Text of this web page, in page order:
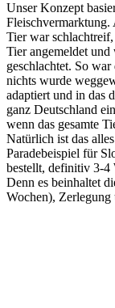
Unser Konzept
Fleischvermarktung.
Tier war
Tier angemeldet
geschlachtet. So
nichts wurde
adaptiert und in das
ganz Deutschland
wenn das gesamte
Natürlich ist das
Paradebeispiel für
bestellt, definitiv 3-4
Denn es beinhaltet
Wochen), Zerlegung